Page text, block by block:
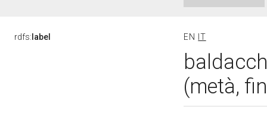
rdfs: label EN IT
(metà,